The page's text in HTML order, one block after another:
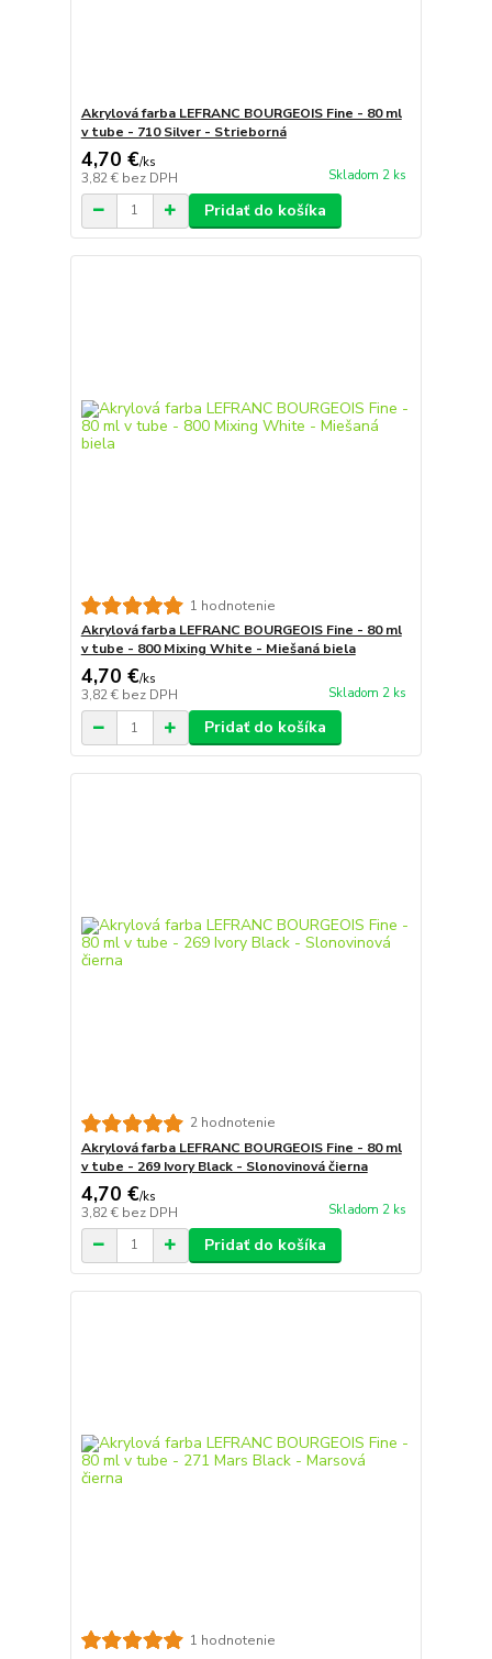
Akrylová farba LEFRANC BOURGEOIS Fine - 80 ml
v tube - 710 Silver - Strieborná
4,70 €/ks
3,82 € bez DPH Skladom 2 ks
Pridať do košíka
1 hodnotenie
Akrylová farba LEFRANC BOURGEOIS Fine - 80 ml
v tube - 800 Mixing White - Miešaná biela
4,70 €/ks
3,82 € bez DPH Skladom 2 ks
Pridať do košíka
2 hodnotenie
Akrylová farba LEFRANC BOURGEOIS Fine - 80 ml
v tube - 269 Ivory Black - Slonovinová čierna
4,70 €/ks
3,82 € bez DPH Skladom 2 ks
Pridať do košíka
1 hodnotenie